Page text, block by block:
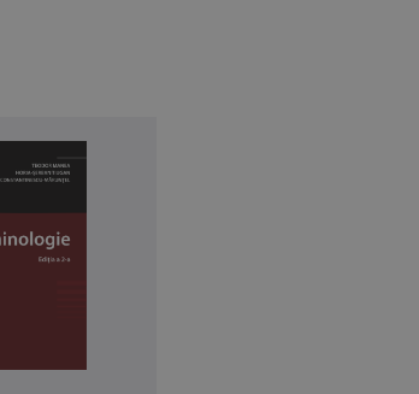
urmarind sa faciliteze
candidatilor o viziune cat mai
Codului penal si Codului de
pentru anul 2022).